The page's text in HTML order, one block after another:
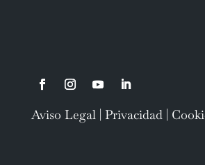
Aviso Legal| Privacidad|